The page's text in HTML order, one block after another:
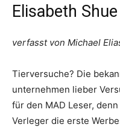
Elisabeth Shue
verfasst von Michael
Tierversuche? Die
unternehmen lieber
für den MAD Leser,
Verleger die erste